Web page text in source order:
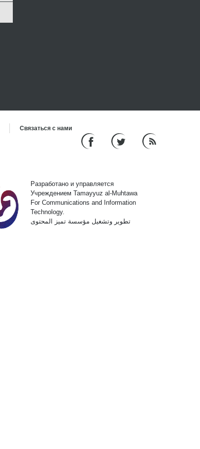
Связаться с нами
Разработано и управляется
Учреждением Tamayyuz al-Muhtawa
For Communications and Information
Technology.
تطوير وتشغيل مؤسسة تميز المحتوى